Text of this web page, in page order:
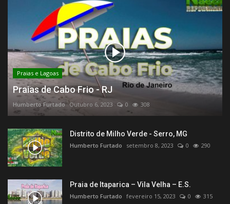
Praias e Lagoas
Praias de Cabo Frio - RJ
Humberto Furtado Outubro 6, 2023 0 308
Distrito de Milho Verde - Serro, MG
Humberto Furtado setembro 8, 2023 0 290
Praia de Itaparica – Vila Velha – E.S.
Humberto Furtado fevereiro 15, 2023 0 315